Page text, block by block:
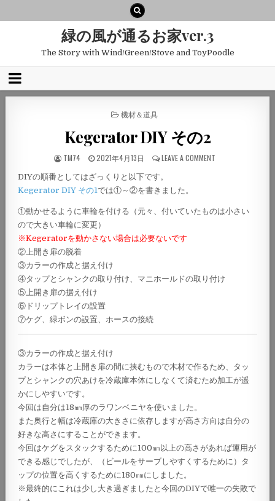
緑の風が通るお家ver.3
The Story with Wind/Green/Stove and ToyPoodle
POSTED
機材＆道具
Kegerator DIY その2
TM74 2021年4月13日 LEAVE A COMMENT
DIYの順番としてはざっくりと以下です。
Kegerator DIY その1では①～②を書きました。
①動かせるように車輪を付ける（元々、付いていたものは小さい
ので大きい車輪に変更）
※Kegeratorを動かさない場合は必要ないです
②上開き扉の脱着
③カラーの作成と据え付け
④タップとシャンクの取り付け、マニホールドの取り付け
⑤上開き扉の据え付け
⑥ドリップトレイの設置
⑦ケグ、緑ボンの設置、ホースの接続
③カラーの作成と据え付け
カラーは本体と上開き扉の間に挟むもので木材で作るため、タッ
プとシャンクの穴あけを冷蔵庫本体にしなくて済むため加工が遥
かにしやすいです。
今回は自分は18㎜厚のラワンベニヤを使いました。
また奥行と幅は冷蔵庫の大きさに依存しますが高さ方向は自分の
好きな高さにすることができます。
今回はケグをスタックするために100㎜以上の高さがあれば運用が
できる感じでしたが、（ビールをサーブしやすくするために）タ
ップの位置を高くするために180㎜にしました。
※最終的にこれは少し大き過ぎましたと今回のDIYで唯一の失敗で